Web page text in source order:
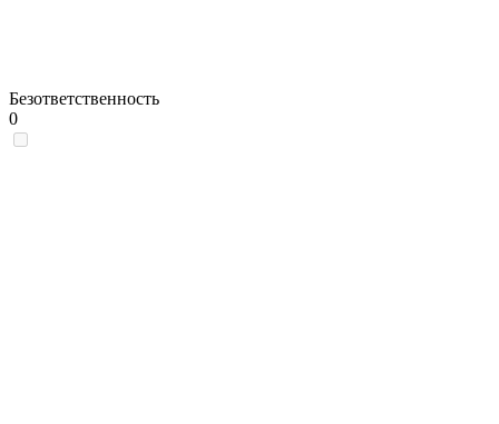
Безответственность
0